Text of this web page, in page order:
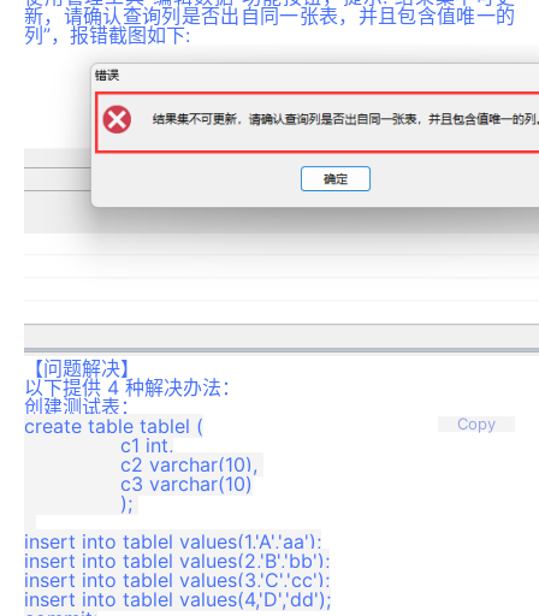
新，请确认查询列是否出自同一张表，并且包含值唯一的
列”，报错截图如下:
【问题解决】
以下提供 4 种解决办法：
创建测试表：
Copy
create table tablel (
                c1 int,
                c2 varchar(10),
                c3 varchar(10)
                );
insert into tablel values(1,'A','aa');
insert into tablel values(2,'B','bb');
insert into tablel values(3,'C','cc');
insert into tablel values(4,'D','dd');